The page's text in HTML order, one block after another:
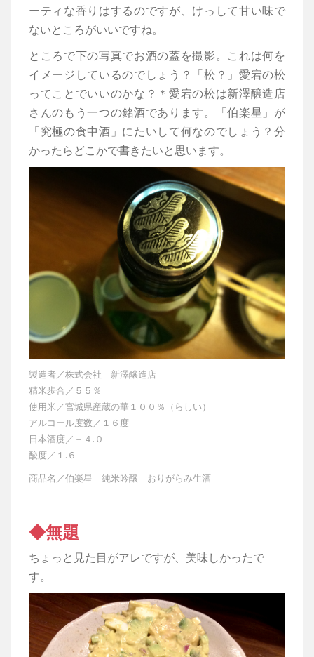
ーティな香りはするのですが、けっして甘い味で
ないところがいいですね。
ところで下の写真でお酒の蓋を撮影。これは何を
イメージしているのでしょう？「松？」愛宕の松
ってことでいいのかな？＊愛宕の松は新澤醸造店
さんのもう一つの銘酒であります。「伯楽星」が
「究極の食中酒」にたいして何なのでしょう？分
かったらどこかで書きたいと思います。
製造者／株式会社 新澤醸造店
精米歩合／５５％
使用米／宮城県産蔵の華１００％（らしい）
アルコール度数／１６度
日本酒度／＋４.０
酸度／１.６
商品名／伯楽星 純米吟醸 おりがらみ生酒
◆無題
ちょっと見た目がアレですが、美味しかったで
す。